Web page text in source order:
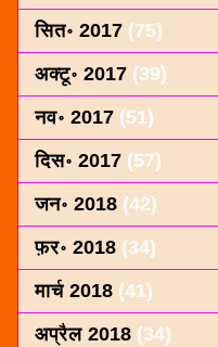
सित॰ 2017 (75)
अक्टू॰ 2017 (39)
नव॰ 2017 (51)
दिस॰ 2017 (57)
जन॰ 2018 (42)
फ़र॰ 2018 (34)
मार्च 2018 (41)
अप्रैल 2018 (34)